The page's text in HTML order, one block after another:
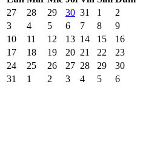
27
28 29 30 31 1
2
3
4 5 6 7 8
9
10
11 12 13 14 15
16
17
18 19 20 21 22
23
24
25 26 27 28 29
30
31
1 2 3 4 5 6